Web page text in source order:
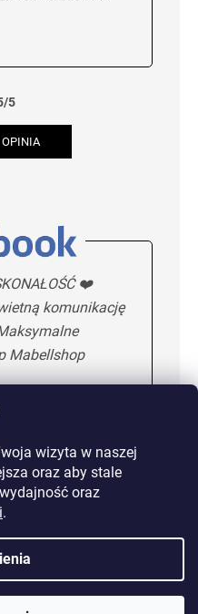
wizyta w naszej
oraz aby stale
oraz
.
5
OPINIA
❤️
komunikację
Mabellshop
5/5
OPINIA